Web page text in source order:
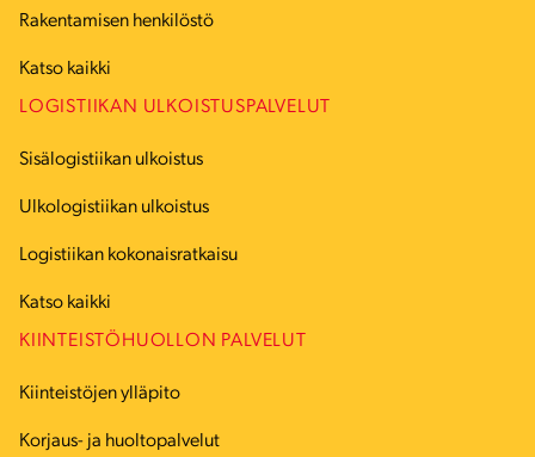
Rakentamisen henkilöstö
Katso kaikki
LOGISTIIKAN ULKOISTUSPALVELUT
Sisälogistiikan ulkoistus
Ulkologistiikan ulkoistus
Logistiikan kokonaisratkaisu
Katso kaikki
KIINTEISTÖHUOLLON PALVELUT
Kiinteistöjen ylläpito
Korjaus- ja huoltopalvelut